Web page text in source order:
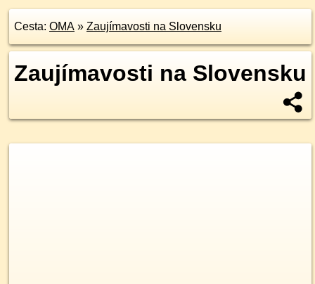
Cesta: OMA » Zaujímavosti na Slovensku
Zaujímavosti na Slovensku